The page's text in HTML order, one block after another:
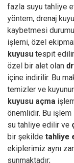
fazla suyu tahliye
yöntem, drenaj
kaybetmesi
işlemi, özel
kuyusu tespit edilir
özel bir alet olan
içine indirilir. Bu
temizler ve
kuyusu açma
önemlidir. Bu
su tahliye edilir ve
bir şekilde tahliye
ekiplerimiz aynı
sunmaktadır;